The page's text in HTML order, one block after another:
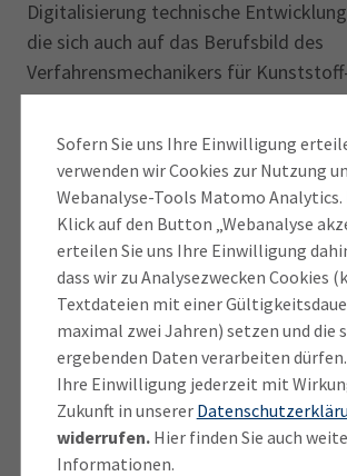
Sofern Sie uns Ihre Einwilligung
verwenden wir Cookies zur Nutzung
Webanalyse-Tools Matomo Analytics.
Klick auf den Button „Webanalyse
erteilen Sie uns Ihre Einwilligung
dass wir zu Analysezwecken Cookies
Textdateien mit einer
maximal zwei Jahren) setzen und die
ergebenden Daten verarbeiten
Ihre Einwilligung jederzeit mit
Zukunft in unserer
widerrufen.Hier finden Sie auch
Informationen.
Digitalisierung technische
die sich auch auf das Berufsbild des
Verfahrensmechanikers für
Kautschuktechnik auswirken.
Es verändern sich beispielsweise die
Produktionsabläufe und damit die
erforderlichen Fertigkeiten,
Fähigkeiten. Auch das Thema
beispielsweise in Form von verstärkten
Recyclingansprüchen oder in Form von
Möglichkeiten der Nutzung
Rohstoffe in der
zunehmende Rolle. Beide Themen
Ausbildungsordnung stärker verankert
(Quelle: Website BIBB)